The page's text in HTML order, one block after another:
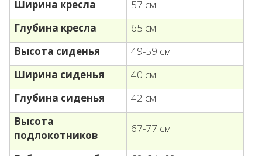
Ширина кресла
57 см
Глубина кресла
65 см
Высота сиденья
49-59 см
Ширина сиденья
40 см
Глубина сиденья
42 см
Высота
подлокотников
67-77 см